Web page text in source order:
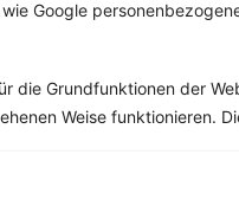
Google
die Grundfunktionen der
Weise funktionieren.
Zitrone
wird die Paprika als
sie die Spanier...